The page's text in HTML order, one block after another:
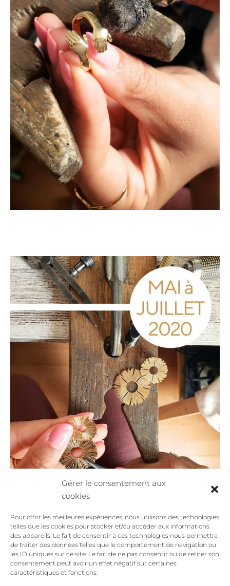
Gérer le consentement aux
cookies
Pour offrir les meilleures expériences, nous utilisons des technologies
telles que les cookies pour stocker et/ou accéder aux informations
des appareils. Le fait de consentir à ces technologies nous permettra
de traiter des données telles que le comportement de navigation ou
les ID uniques sur ce site. Le fait de ne pas consentir ou de retirer son
consentement peut avoir un effet négatif sur certaines
caractéristiques et fonctions.
LE POUVOIR DE